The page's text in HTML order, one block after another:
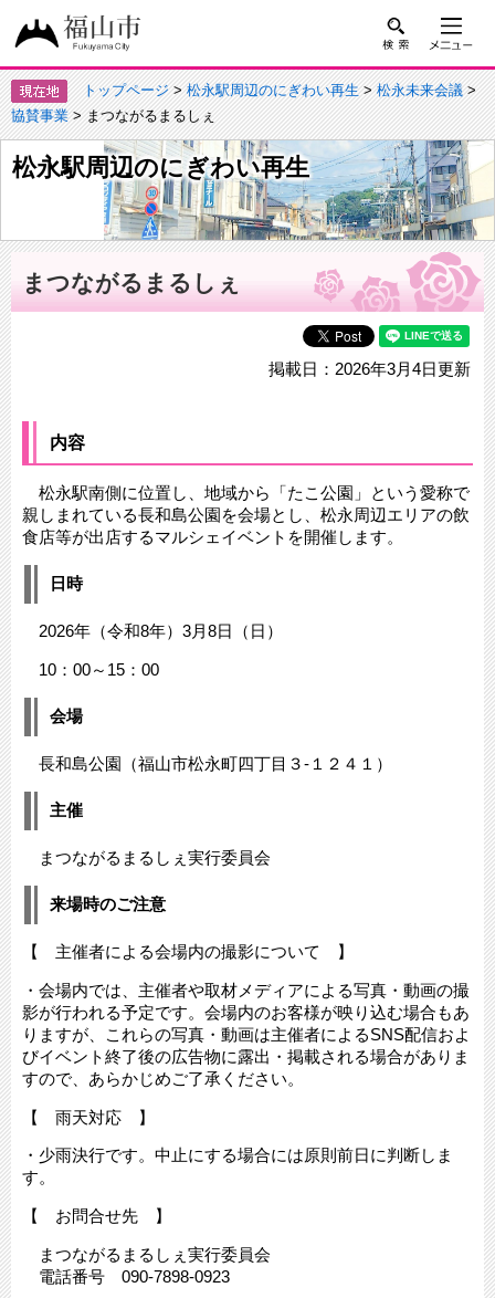
トップページ>松永駅周辺のにぎわい再生>松永未来会議>
協賛事業> まつながるまるしぇ
松永駅周辺のにぎわい再生
まつながるまるしぇ
掲載日：2026年3月4日更新
内容
松永駅南側に位置し、地域から「たこ公園」という愛称で
親しまれている長和島公園を会場とし、松永周辺エリアの飲
食店等が出店するマルシェイベントを開催します。
日時
2026年（令和8年）3月8日（日）
10：00～15：00
会場
長和島公園（福山市松永町四丁目３-１２４１）
主催
まつながるまるしぇ実行委員会
来場時のご注意
【 主催者による会場内の撮影について 】
・会場内では、主催者や取材メディアによる写真・動画の撮
影が行われる予定です。会場内のお客様が映り込む場合もあ
りますが、これらの写真・動画は主催者によるSNS配信およ
びイベント終了後の広告物に露出・掲載される場合がありま
すので、あらかじめご了承ください。
【 雨天対応 】
・少雨決行です。中止にする場合には原則前日に判断しま
す。
【 お問合せ先 】
まつながるまるしぇ実行委員会
電話番号 090-7898-0923